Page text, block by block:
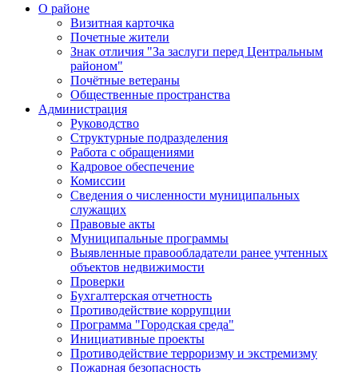
О районе
Визитная карточка
Почетные жители
Знак отличия "За заслуги перед Центральным
районом"
Почётные ветераны
Общественные пространства
Администрация
Руководство
Структурные подразделения
Работа с обращениями
Кадровое обеспечение
Комиссии
Сведения о численности муниципальных
служащих
Правовые акты
Муниципальные программы
Выявленные правообладатели ранее учтенных
объектов недвижимости
Проверки
Бухгалтерская отчетность
Противодействие коррупции
Программа "Городская среда"
Инициативные проекты
Противодействие терроризму и экстремизму
Пожарная безопасность